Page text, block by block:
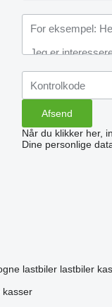
Når du klikker her,
Dine personlige
lastbiler lastbiler